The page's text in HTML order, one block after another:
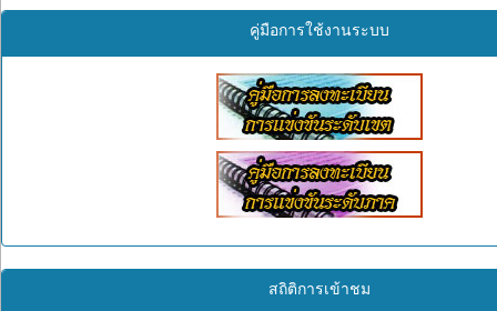
คู่มือการใช้งานระบบ
สถิติการเข้าชม